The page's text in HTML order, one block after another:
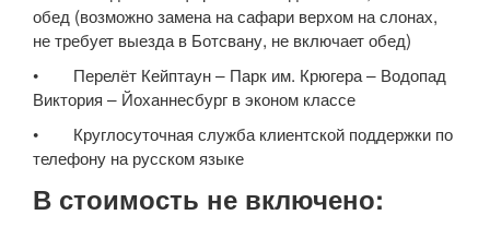
обед (возможно замена на сафари верхом на слонах,
не требует выезда в Ботсвану, не включает обед)
• Перелёт Кейптаун – Парк им. Крюгера – Водопад
Виктория – Йоханнесбург в эконом классе
• Круглосуточная служба клиентской поддержки по
телефону на русском языке
В стоимость не включено: